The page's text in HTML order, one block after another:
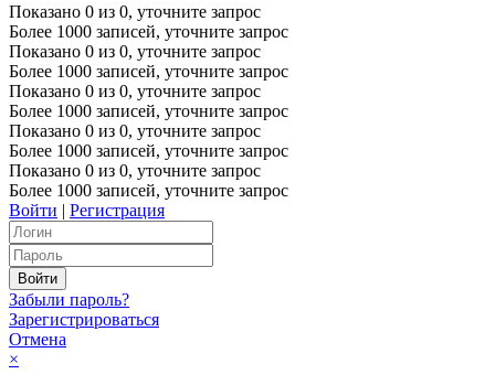
Показано 0 из 0, уточните запрос
Более 1000 записей, уточните запрос
Показано 0 из 0, уточните запрос
Более 1000 записей, уточните запрос
Показано 0 из 0, уточните запрос
Более 1000 записей, уточните запрос
Показано 0 из 0, уточните запрос
Более 1000 записей, уточните запрос
Показано 0 из 0, уточните запрос
Более 1000 записей, уточните запрос
Войти | Регистрация
Забыли пароль?
Зарегистрироваться
Отмена
×